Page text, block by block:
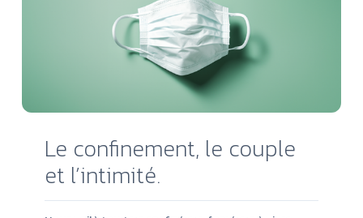
Le confinement, le couple
et l’intimité.